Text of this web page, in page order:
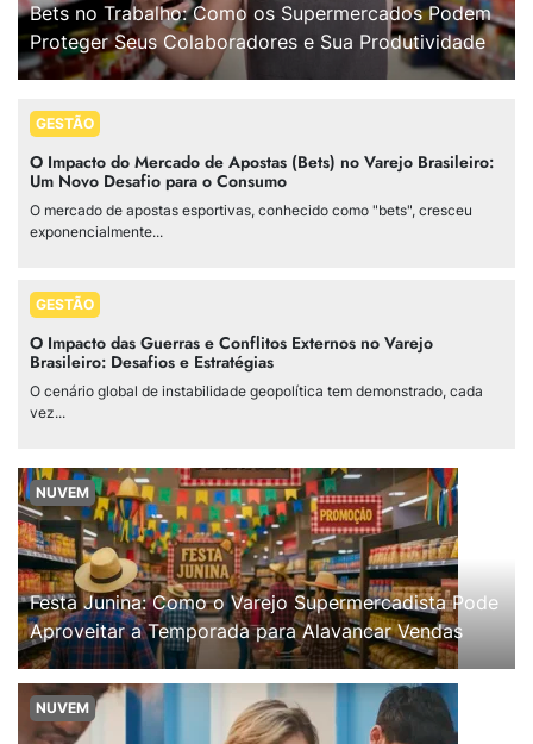
Bets no Trabalho: Como os Supermercados Podem
Proteger Seus Colaboradores e Sua Produtividade
GESTÃO
O Impacto do Mercado de Apostas (Bets) no Varejo Brasileiro:
Um Novo Desafio para o Consumo
O mercado de apostas esportivas, conhecido como "bets", cresceu
exponencialmente...
GESTÃO
O Impacto das Guerras e Conflitos Externos no Varejo
Brasileiro: Desafios e Estratégias
O cenário global de instabilidade geopolítica tem demonstrado, cada
vez...
NUVEM
Festa Junina: Como o Varejo Supermercadista Pode
Aproveitar a Temporada para Alavancar Vendas
NUVEM